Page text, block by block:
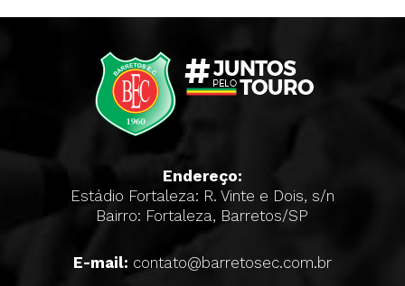
Endereço:
Estádio Fortaleza: R. Vinte e Dois, s/n
Bairro: Fortaleza, Barretos/SP
E-mail: contato@barretosec.com.br